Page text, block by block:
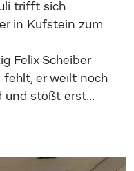
trifft sich
in Kufstein zum
Felix Scheiber
er weilt noch
und stößt erst…